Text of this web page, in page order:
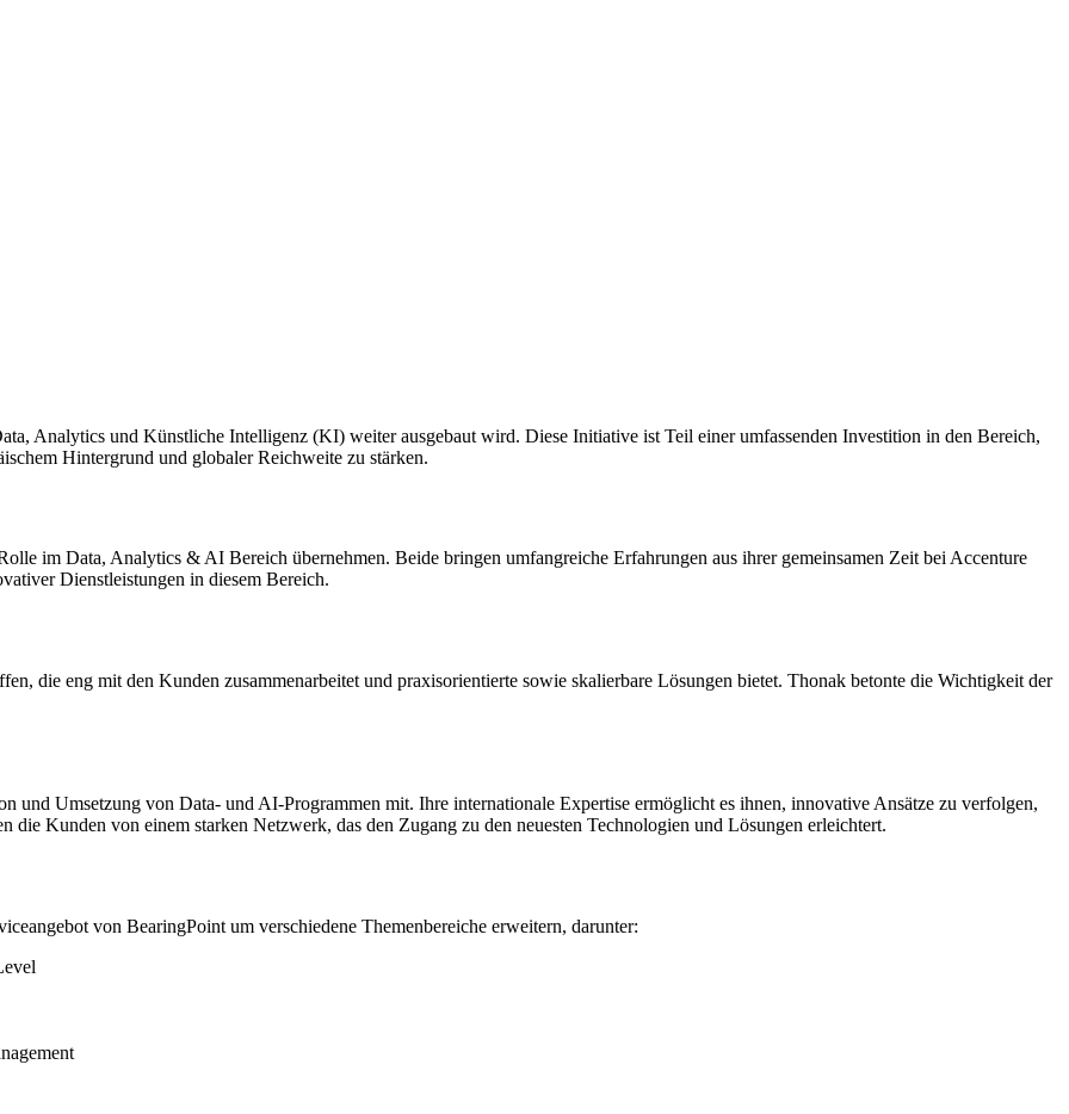
Analytics und Künstliche Intelligenz (KI) weiter ausgebaut wird. Diese Initiative ist Teil einer umfassenden Investition in den Bereich,
Hintergrund und globaler Reichweite zu stärken.
im Data, Analytics & AI Bereich übernehmen. Beide bringen umfangreiche Erfahrungen aus ihrer gemeinsamen Zeit bei Accenture
Dienstleistungen in diesem Bereich.
die eng mit den Kunden zusammenarbeitet und praxisorientierte sowie skalierbare Lösungen bietet. Thonak betonte die Wichtigkeit der
und Umsetzung von Data- und AI-Programmen mit. Ihre internationale Expertise ermöglicht es ihnen, innovative Ansätze zu verfolgen,
die Kunden von einem starken Netzwerk, das den Zugang zu den neuesten Technologien und Lösungen erleichtert.
von BearingPoint um verschiedene Themenbereiche erweitern, darunter: